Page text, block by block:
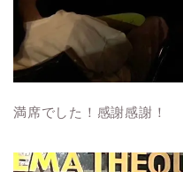
満席でした！感謝感謝！